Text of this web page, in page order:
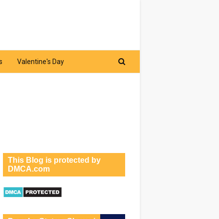
Valentine's Day
This Blog is protected by
DMCA.com